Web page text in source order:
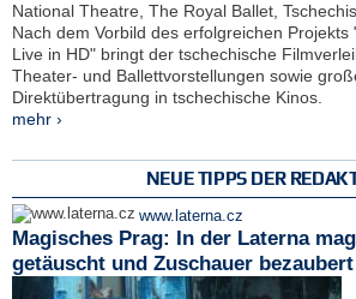
National Theatre, The Royal Ballet,
Nach dem Vorbild des erfolgreichen
Live in HD" bringt der tschechische
Theater- und Ballettvorstellungen sowie
Direktübertragung in tschechische Kinos.
mehr ›
NEUE TIPPS DER
www.laterna.cz
Magisches Prag: In der Laterna
getäuscht und Zuschauer bezaubert